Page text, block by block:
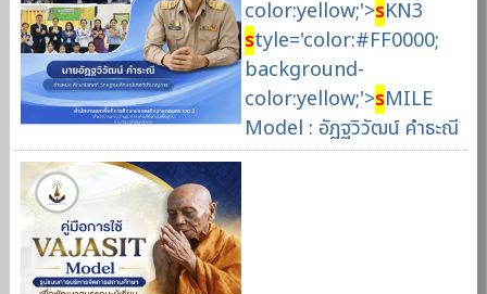
color:yellow;'>sKN3
style='color:#FF0000;
background-
color:yellow;'>sMILE
Model : อัฏฐวิวัฒน์ คำธะณี